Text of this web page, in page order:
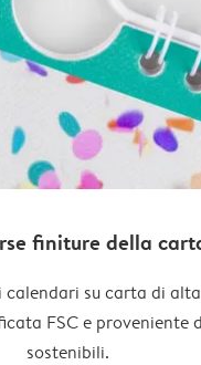
finiture della
calendari su carta di
FSC e proveniente
sostenibili.